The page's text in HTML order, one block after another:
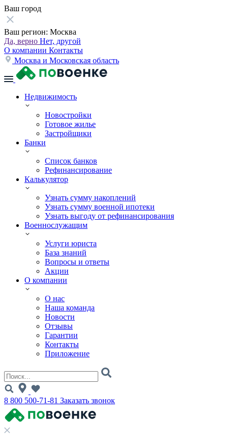
Ваш город
Ваш регион: Москва
Да, верно Нет, другой
О компании Контакты
Москва и Московская область
Недвижимость
Новостройки
Готовое жилье
Застройщики
Банки
Список банков
Рефинансирование
Калькулятор
Узнать сумму накоплений
Узнать сумму военной ипотеки
Узнать выгоду от рефинансирования
Военнослужащим
Услуги юриста
База знаний
Вопросы и ответы
Акции
О компании
О нас
Наша команда
Новости
Отзывы
Гарантии
Контакты
Приложение
8 800 500-71-81 Заказать звонок